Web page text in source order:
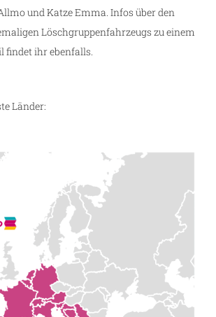
und Katze Emma. Infos über den
Löschgruppenfahrzeugs zu einem
findet ihr ebenfalls.
Länder: